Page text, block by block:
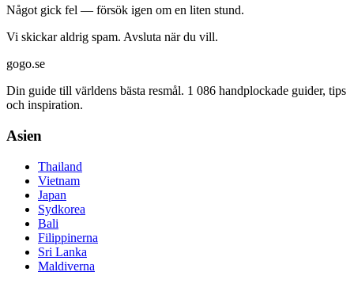
Något gick fel — försök igen om en liten stund.
Vi skickar aldrig spam. Avsluta när du vill.
gogo.se
Din guide till världens bästa resmål. 1 086 handplockade guider, tips
och inspiration.
Asien
Thailand
Vietnam
Japan
Sydkorea
Bali
Filippinerna
Sri Lanka
Maldiverna